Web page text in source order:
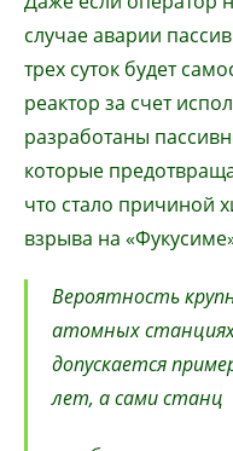
случае аварии
трех суток будет
реактор за счет
разработаны
которые
что стало причиной
взрыва на
Вероятность
атомных
допускается
лет, а сами станц